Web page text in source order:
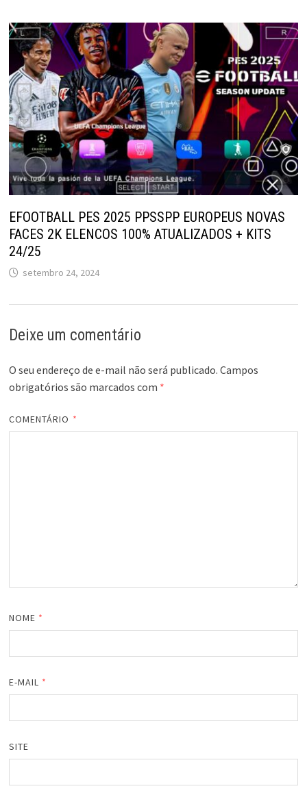
EFOOTBALL PES 2025 PPSSPP EUROPEUS NOVAS
FACES 2K ELENCOS 100% ATUALIZADOS + KITS
24/25
setembro 24, 2024
Deixe um comentário
O seu endereço de e-mail não será publicado. Campos
obrigatórios são marcados com *
COMENTÁRIO *
NOME *
E-MAIL *
SITE